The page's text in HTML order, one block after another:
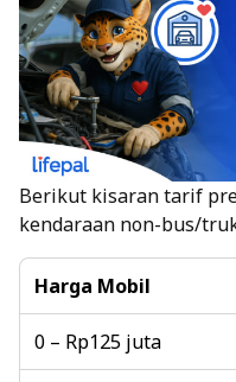
Berikut kisaran tarif
kendaraan non-bus/
Harga Mobil
0 – Rp125 juta